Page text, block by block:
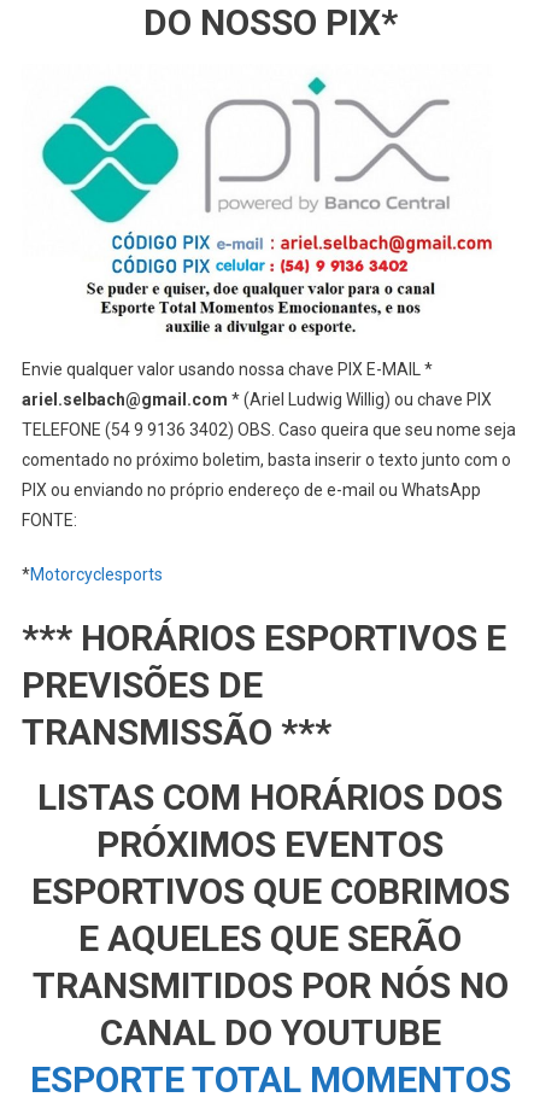
DO NOSSO PIX*
Envie qualquer valor usando nossa chave PIX E-MAIL *
ariel.selbach@gmail.com * (Ariel Ludwig Willig) ou chave PIX
TELEFONE (54 9 9136 3402) OBS. Caso queira que seu nome seja
comentado no próximo boletim, basta inserir o texto junto com o
PIX ou enviando no próprio endereço de e-mail ou WhatsApp
FONTE:
*Motorcyclesports
*** HORÁRIOS ESPORTIVOS E
PREVISÕES DE
TRANSMISSÃO ***
LISTAS COM HORÁRIOS DOS
PRÓXIMOS EVENTOS
ESPORTIVOS QUE COBRIMOS
E AQUELES QUE SERÃO
TRANSMITIDOS POR NÓS NO
CANAL DO YOUTUBE
ESPORTE TOTAL MOMENTOS